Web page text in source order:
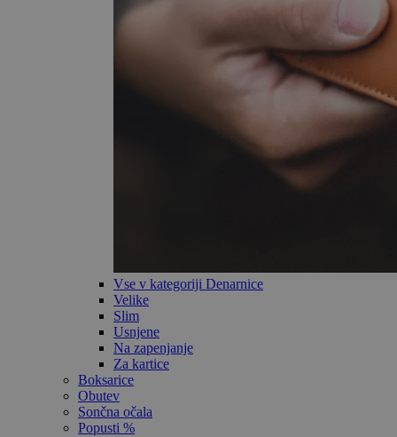
Vse v kategoriji Denarnice
Velike
Slim
Usnjene
Na zapenjanje
Za kartice
Boksarice
Obutev
Sončna očala
Popusti %